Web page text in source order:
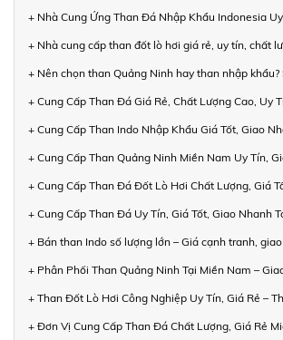
+ Nhà Cung Ứng Than Đá Nhập Khẩu Indonesia
+ Nhà cung cấp than đốt lò hơi giá rẻ, uy tín, chất
+ Nên chọn than Quảng Ninh hay than nhập
+ Cung Cấp Than Đá Giá Rẻ, Chất Lượng Cao, Uy
+ Cung Cấp Than Indo Nhập Khẩu Giá Tốt, Giao
+ Cung Cấp Than Quảng Ninh Miền Nam Uy Tín,
+ Cung Cấp Than Đá Đốt Lò Hơi Chất Lượng, Giá
+ Cung Cấp Than Đá Uy Tín, Giá Tốt, Giao Nhanh
+ Bán than Indo số lượng lớn – Giá cạnh tranh,
+ Phân Phối Than Quảng Ninh Tại Miền Nam –
+ Than Đốt Lò Hơi Công Nghiệp Uy Tín, Giá Rẻ –
+ Đơn Vị Cung Cấp Than Đá Chất Lượng, Giá Rẻ